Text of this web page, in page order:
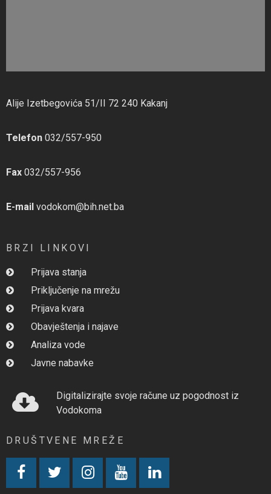
Alije Izetbegovića 51/II 72 240 Kakanj
Telefon 032/557-950
Fax 032/557-956
E-mail vodokom@bih.net.ba
BRZI LINKOVI
Prijava stanja
Priključenje na mrežu
Prijava kvara
Obavještenja i najave
Analiza vode
Javne nabavke
Digitalizirajte svoje račune uz pogodnost iz
Vodokoma
DRUŠTVENE MREŽE